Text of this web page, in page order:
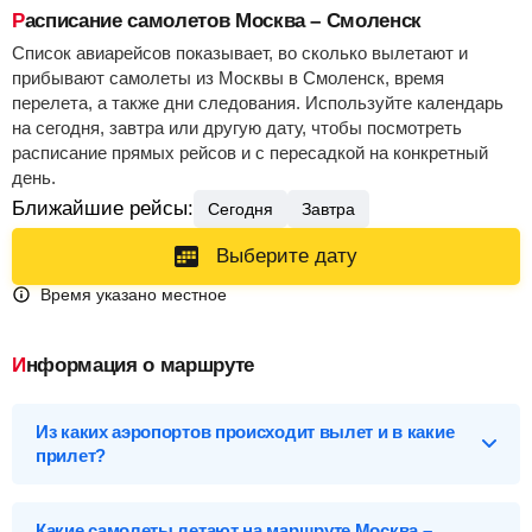
Расписание самолетов Москва – Смоленск
Список авиарейсов показывает, во сколько вылетают и
прибывают самолеты из Москвы в Смоленск, время
перелета, а также дни следования. Используйте календарь
на сегодня, завтра или другую дату, чтобы посмотреть
расписание прямых рейсов и с пересадкой на конкретный
день.
Ближайшие рейсы: Сегодня Завтра
Выберите дату
Время указано местное
Информация о маршруте
Из каких аэропортов происходит вылет и в какие
прилет?